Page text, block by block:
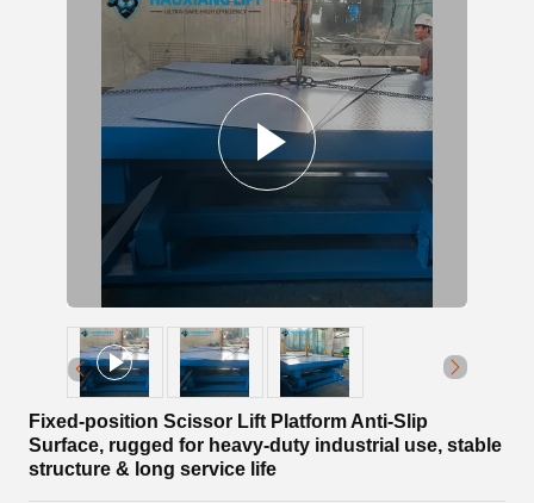
Fixed-position Scissor Lift Platform Anti-Slip
Surface, rugged for heavy-duty industrial use, stable
structure & long service life